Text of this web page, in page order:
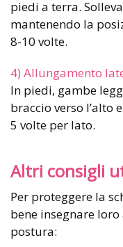
piedi a terra.
mantenendo la
8-10 volte.
4) Allungamento
In piedi, gambe
braccio verso l’alto
5 volte per lato.
Altri consigli
Per proteggere la
bene insegnare
postura: